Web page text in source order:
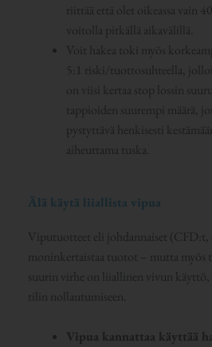
riittää että olet oikeassa vain
voitolla pitkällä aikavälillä.
Voit hakea toki myös
5:1 riski/tuottosuhteella,
on viisi kertaa stop lossin
tappioiden suurempi määrä,
pystyttävä henkisesti
aiheuttama tuska.
Älä käytä liiallista vipua
Viputuotteet eli johdannaiset
moninkertaistaa tuotot – mutta
suurin virhe on liiallinen vivun käyttö,
tilin nollautumiseen.
Vipua kannattaa käyttää